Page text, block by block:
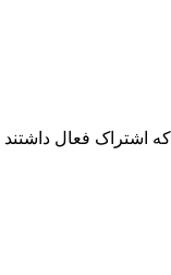
اشتراک فعال